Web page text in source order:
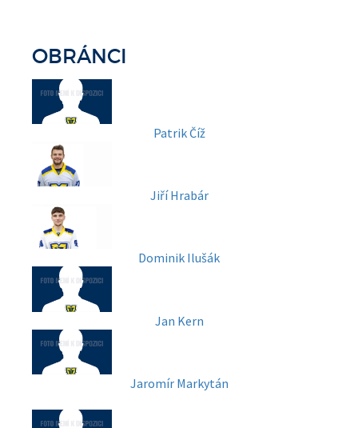
OBRÁNCI
Patrik Číž
Jiří Hrabár
Dominik Ilušák
Jan Kern
Jaromír Markytán